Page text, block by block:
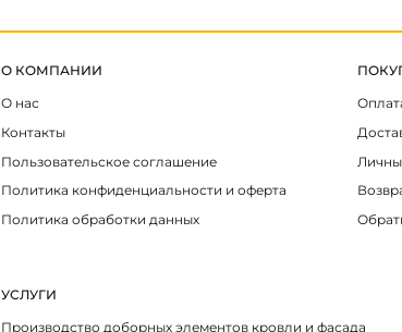
О КОМПАНИИ
О нас
Контакты
Пользовательское соглашение
Политика конфиденциальности и оферта
Политика обработки данных
УСЛУГИ
Производство доборных элементов кровли и фасада